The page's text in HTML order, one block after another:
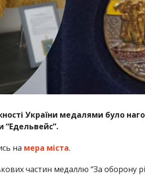
України медалями було
“Едельвейс”.
на мера міста.
частин медаллю “За оборону